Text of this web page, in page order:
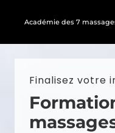
Académie des 7
Finalisez votre